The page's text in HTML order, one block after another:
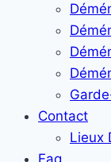
Contact
Lieux
Faq